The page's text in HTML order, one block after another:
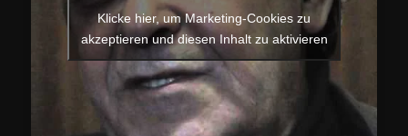
Klicke hier, um Marketing-Cookies zu
akzeptieren und diesen Inhalt zu aktivieren